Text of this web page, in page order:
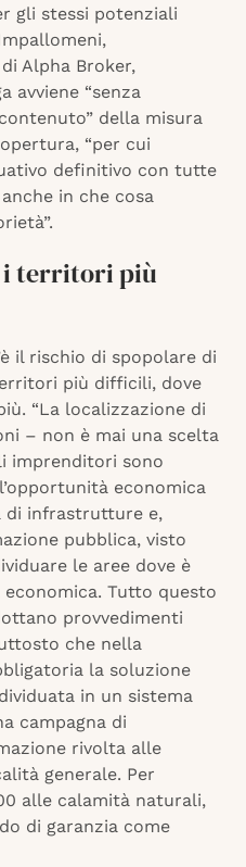
gli stessi potenziali
Alpha Broker,
avviene “senza
della misura
“per cui
definitivo con tutte
in che cosa
i territori più
il rischio di spopolare di
più difficili, dove
“La localizzazione di
– non è mai una scelta
imprenditori sono
economica
di infrastrutture e,
pubblica, visto
le aree dove è
Tutto questo
provvedimenti
che nella
la soluzione
in un sistema
campagna di
rivolta alle
generale. Per
alle calamità naturali,
di garanzia come